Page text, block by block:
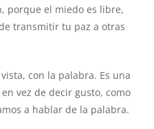
porque el miedo es libre,
transmitir tu paz a otras
con la palabra. Es una
vez de decir gusto, como
a hablar de la palabra.